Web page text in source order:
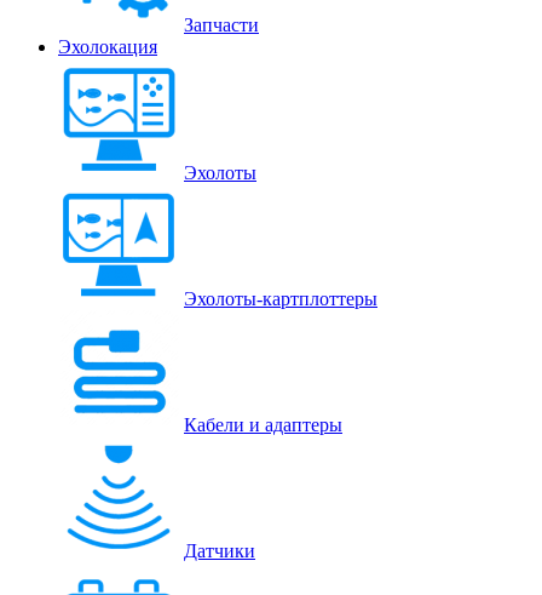
Запчасти
Эхолокация
Эхолоты
Эхолоты-картплоттеры
Кабели и адаптеры
Датчики